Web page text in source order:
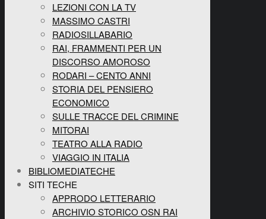
LEZIONI CON LA TV
MASSIMO CASTRI
RADIOSILLABARIO
RAI, FRAMMENTI PER UN
DISCORSO AMOROSO
RODARI – CENTO ANNI
STORIA DEL PENSIERO
ECONOMICO
SULLE TRACCE DEL CRIMINE
MITORAI
TEATRO ALLA RADIO
VIAGGIO IN ITALIA
BIBLIOMEDIATECHE
SITI TECHE
APPRODO LETTERARIO
ARCHIVIO STORICO OSN RAI